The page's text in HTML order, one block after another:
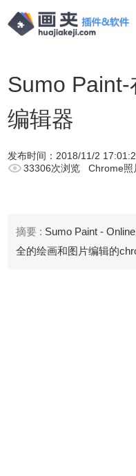
Sumo
编辑器
发布时间： 2018/11/2
33306次浏览
Chrome照
摘要 : Sumo Paint -
全的绘画和图片编辑的